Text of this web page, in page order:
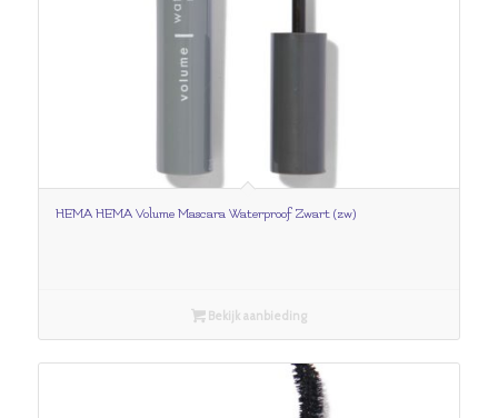
HEMA HEMA Volume Mascara Waterproof Zwart (zw)
Bekijk aanbieding